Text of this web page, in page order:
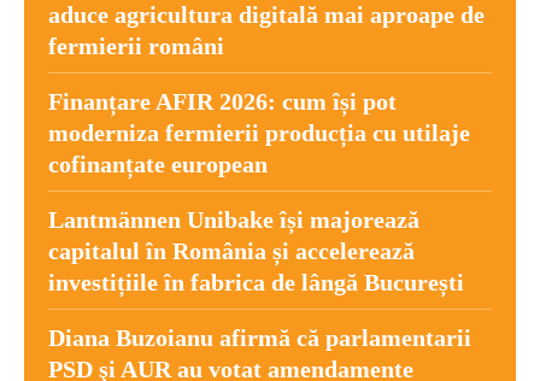
aduce agricultura digitală mai aproape de
fermierii români
Finanțare AFIR 2026: cum își pot
moderniza fermierii producția cu utilaje
cofinanțate european
Lantmännen Unibake își majorează
capitalul în România și accelerează
investițiile în fabrica de lângă București
Diana Buzoianu afirmă că parlamentarii
PSD şi AUR au votat amendamente